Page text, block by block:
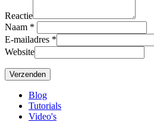
Reactie
Naam *
E-mailadres *
Website
Blog
Tutorials
Video's